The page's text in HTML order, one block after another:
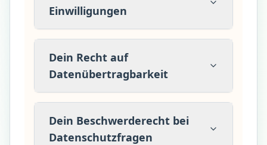
Einwilligungen
Dein Recht auf
Datenübertragbarkeit
Dein Beschwerderecht bei
Datenschutzfragen